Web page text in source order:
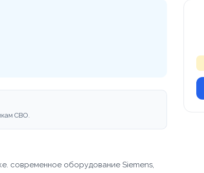
СВО.
современное оборудование Siemens,